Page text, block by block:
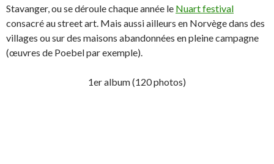
Stavanger, ou se déroule chaque année le Nuart festival
consacré au street art. Mais aussi ailleurs en Norvège dans des
villages ou sur des maisons abandonnées en pleine campagne
(œuvres de Poebel par exemple).
1er album (120 photos)